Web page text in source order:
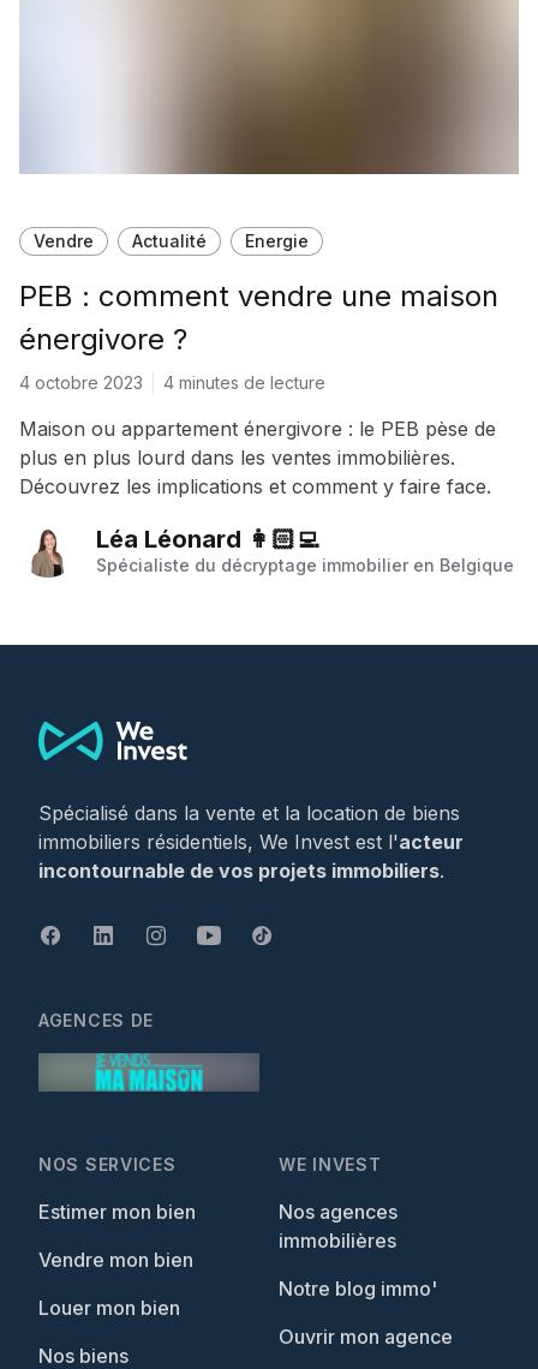
Vendre Actualité Energie
PEB : comment vendre une maison
énergivore ?
4 octobre 2023 4 minutes de lecture
Maison ou appartement énergivore : le PEB pèse de
plus en plus lourd dans les ventes immobilières.
Découvrez les implications et comment y faire face.
Léa Léonard 👩🏻‍💻
Spécialiste du décryptage immobilier en Belgique
Spécialisé dans la vente et la location de biens
immobiliers résidentiels, We Invest est l'acteur
incontournable de vos projets immobiliers.
NOS SERVICES
Estimer mon bien
Vendre mon bien
Louer mon bien
Nos biens
WE INVEST
Nos agences
immobilières
Notre blog immo'
Ouvrir mon agence
AGENCES DE